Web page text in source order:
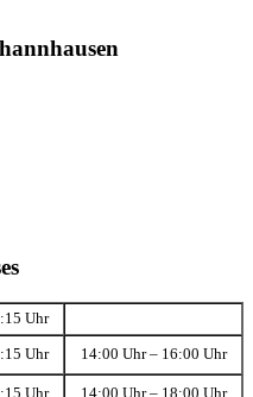
Uhr
Uhr 14:00 Uhr – 16:00 Uhr